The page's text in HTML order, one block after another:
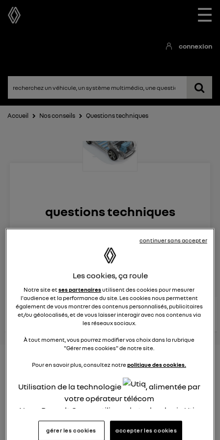
☰
connexion
Accueil Nos conseils Questions techniques
questions techniques
15:22
Véhicules
posez une question
conseils Renault
consultez les
conseils
similaires
voir tous les
conseils
Consommation Hybride
26 janvier 2022 à 12:37
Bonjour,
Les cookies, ça roule
Notre site etses partenairesutilisent des cookies pour mesurer
l'audience et la performance du site. Les cookies nous permettent
également de vous montrer des contenus personnalisés, publicitaires
et/ou géolocalisés, et de vous laisser interagir avec nos contenus via
les réseaux sociaux.
À tout moment, vous pourrez modifier vos choix dans la rubrique
"Gérer mes cookies" de notre site.
Pour en savoir plus, consultez notrepolitique des cookies.
Utilisation de la technologie
, alimentée par
votre opérateur télécom
Nous, Renault Group, utilisons la technologie Utiq
pour nos activités digitales (telles que décrites
dans cette notice de consentement) et liées à
gérer les cookies accepter les cookies
continuer sans accepter